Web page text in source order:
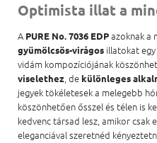
Optimista illat a
A PURE No. 7036 EDPazoknak a
gyümölcsös-virágos illatokat
vidám kompozíciójának
viselethez, de különleges
jegyek tökéletesek a melegebb
köszönhetően ősszel és télen is
kedvenc társad lesz, amikor csak
eleganciával szeretnéd